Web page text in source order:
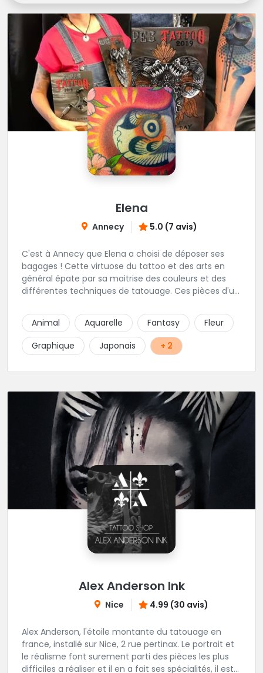
Elena
Annecy 5.0 (7 avis)
C'est à Annecy que Elena a choisi de déposer ses
bagages ! Cette virtuose du tattoo et des arts en
général épate par sa maitrise des couleurs et des
différentes techniques de tatouage. Ces pièces d'un
On vient de très loin pour se faire tatouer par cette
artiste ! N'hésitez pas à la contacter par téléphone:
0648079720 ou messages sur Instagram ou
Facebook.
Animal Aquarelle Fantasy
Fleur
Graphique
Japonais + 2
Alex Anderson Ink
Nice 4.99 (30 avis)
Alex Anderson, l'étoile montante du tatouage en
france, installé sur Nice, 2 rue pertinax. Le portrait et
le réalisme font surement parti des pièces les plus
difficiles a réaliser et il en a fait ses spécialités, il est